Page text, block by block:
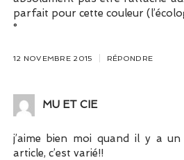
parfait pour cette couleur
°
12 NOVEMBRE 2015 RÉPONDRE
MU ET CIE
j’aime bien moi quand il y a
article, c’est varié!!